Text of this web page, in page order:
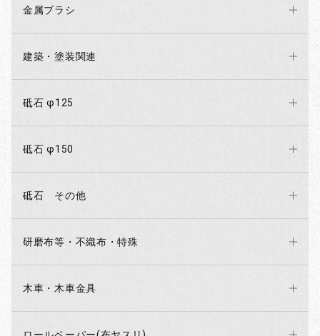
金属ブラシ
建築・塗装関連
砥石 φ125
砥石 φ150
砥石 その他
研磨布等・不織布・特殊
木車・木車金具